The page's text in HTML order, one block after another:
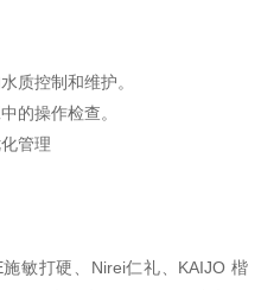
质控制和维护。
的操作检查。
管理
敏打硬、Nirei仁礼、KAIJO 楷